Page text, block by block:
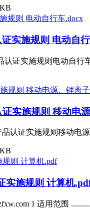
实施规则 电动自
认证实施规则电动自行
实施规则 移动电
认证实施规则移动电
实施规则 计算机
1 适用范围